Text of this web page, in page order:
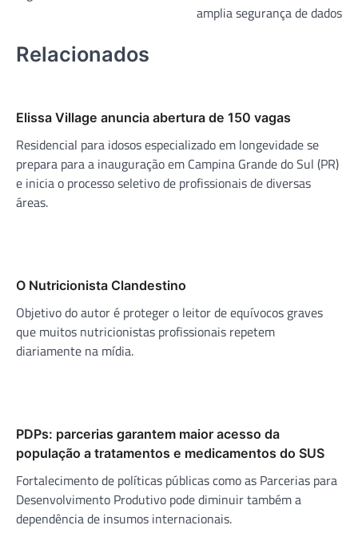
Post
amplia segurança de dados
Relacionados
Elissa Village anuncia abertura de 150 vagas
Residencial para idosos especializado em longevidade se
prepara para a inauguração em Campina Grande do Sul (PR)
e inicia o processo seletivo de profissionais de diversas
áreas.
O Nutricionista Clandestino
Objetivo do autor é proteger o leitor de equívocos graves
que muitos nutricionistas profissionais repetem
diariamente na mídia.
PDPs: parcerias garantem maior acesso da
população a tratamentos e medicamentos do SUS
Fortalecimento de políticas públicas como as Parcerias para
Desenvolvimento Produtivo pode diminuir também a
dependência de insumos internacionais.